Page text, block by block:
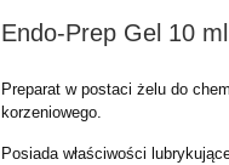
Endo-Prep Gel 10
Preparat w postaci żelu do
korzeniowego.
Posiada właściwości